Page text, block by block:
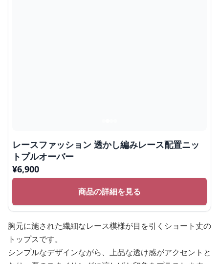
レースファッション 透かし編みレース配置ニッ
トプルオーバー
¥6,900
商品の詳細を見る
胸元に施された繊細なレース模様が目を引くショート丈の
トップスです。
シンプルなデザインながら、上品な透け感がアクセントと